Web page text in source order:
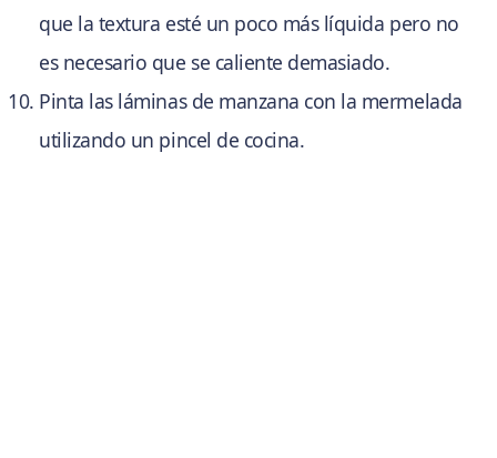
que la textura esté un poco más líquida pero no
es necesario que se caliente demasiado.
Pinta las láminas de manzana con la mermelada
utilizando un pincel de cocina.